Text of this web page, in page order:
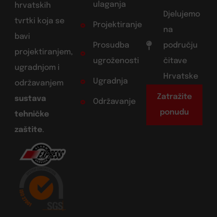
hrvatskih
tvrtki koja se
bavi
projektiranjem,
ugradnjom i
održavanjem
sustava
tehničke
zaštite.
ulaganja
Projektiranje
Prosudba
ugroženosti
Ugradnja
Održavanje
Djelujemo
na
području
čitave
Hrvatske
Zatražite
ponudu